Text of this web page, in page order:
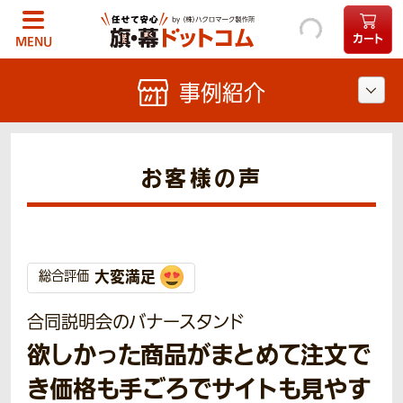
MENU カート
お客様の声
総合評価 大変満足
合同説明会のバナースタンド
欲しかった商品がまとめて注文で
き価格も手ごろでサイトも見やす
事例紹介